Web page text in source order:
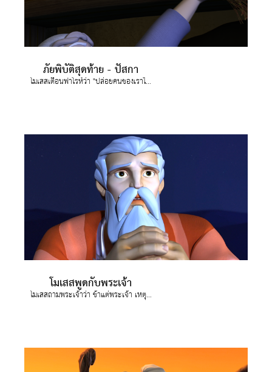
ภัยพิบัติสุดท้าย - ปัสกา
โมเสสเตือนฟาโรห์ว่า "ปล่อยคนของเราไป" แต่เพราะฟาโรห์ปฏิเสธ พระเจ้าจึงส่งภัยพิบัติสุดท้ายมา
โมเสสพูดกับพระเจ้า
โมเสสถามพระเจ้าว่า ข้าแต่พระเจ้า เหตุไฉนพระองค์จึงทรงใช้ข้าพระองค์ไปหาฟาโรห์ชาวอียิปต์?